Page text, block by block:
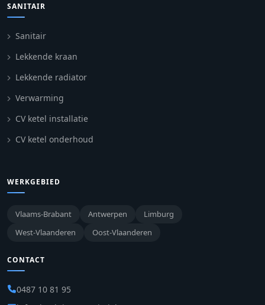
SANITAIR
Sanitair
Lekkende kraan
Lekkende radiator
Verwarming
CV ketel installatie
CV ketel onderhoud
WERKGEBIED
Vlaams-Brabant Antwerpen
Limburg
West-Vlaanderen
Oost-Vlaanderen
CONTACT
0487 10 81 95